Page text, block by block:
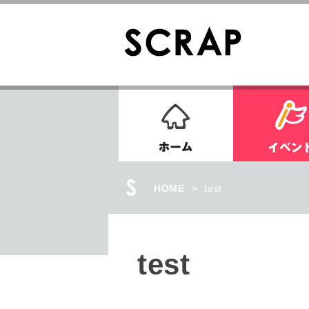
ホーム
HOME > test
test